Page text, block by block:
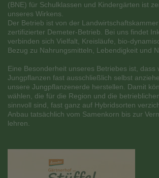
(BNE) für Schulklassen und Kindergärten ist
unseres Wirkens.
Der Betrieb ist von der
zertifizierter Demeter-Betrieb. Bei uns findet
verbinden sich Vielfalt, Kreisläufe, bio-
Bezug zu Nahrungsmitteln, Lebendigkeit und
Eine Besonderheit unseres Betriebes ist, dass
Jungpflanzen fast ausschließlich selbst
unsere Jungpflanzenerde herstellen. Damit
wählen, die für die Region und die
sinnvoll sind, fast ganz auf Hybridsorten
Anbau tatsächlich vom Samenkorn bis zur
lehren.